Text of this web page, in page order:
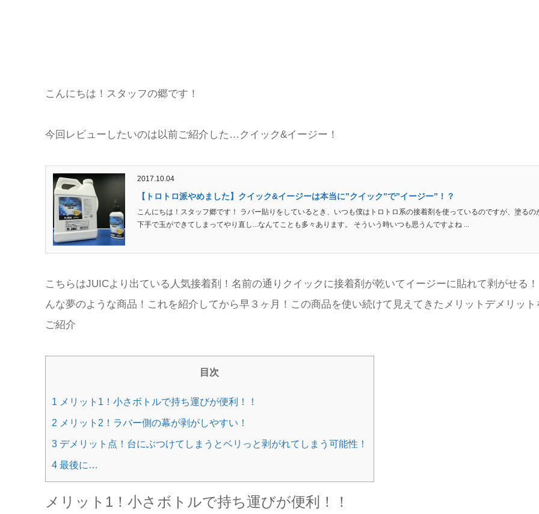
こんにちは！スタッフの郷です！
今回レビューしたいのは以前ご紹介した … クイック&イージー！
2017.10.04
【トロトロ派やめました】クイック&イージーは本当に”クイック”で”イージー”！？
こんにちは！スタッフ郷です！ ラバー貼りをしているとき、いつも僕はトロトロ系の接着剤を使っているのですが、塗るの
下手で玉ができてしまってやり直し...なんてことも多々あります。 そういう時いつも思うんですよね ...
こちらはJUICより出ている人気接着剤！名前の通りクイックに接着剤が乾いてイージーに貼れて剥がせる
んな夢のような商品！これを紹介してから早３ヶ月！この商品を使い続けて見えてきたメリットデメリット
ご紹介
目次
1 メリット1！小さボトルで持ち運びが便利！！
2 メリット2！ラバー側の幕が剥がしやすい！
3 デメリット点！台にぶつけてしまうとベリっと剥がれてしまう可能性！
4 最後に…
メリット1！小さボトルで持ち運びが便利！！